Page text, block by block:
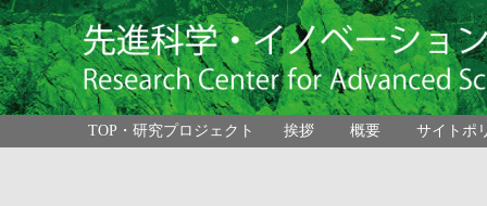
TOP・研究プロジェクト 挨拶 概要 サイトポ